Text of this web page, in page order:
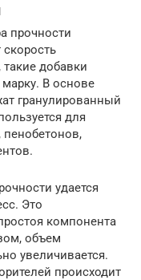
прочности
добавки
В основе
гранулированный
для
пенобетонов,
удается
Это
компонента
объем
увеличивается.
происходит